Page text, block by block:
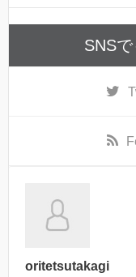
SNSで
oritetsutakagi